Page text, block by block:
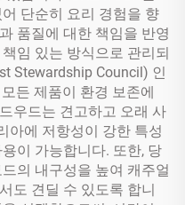
단순히 요리 경험을 향
품질에 대한 책임을 반영
임 있는 방식으로 관리되
Stewardship Council) 인
든 제품이 환경 보존에
우드는 견고하고 오래 사
아에 저항성이 강한 특성
이 가능합니다. 또한, 당
의 내구성을 높여 캐주얼
도 견딜 수 있도록 합니